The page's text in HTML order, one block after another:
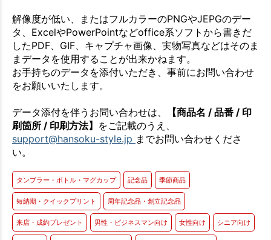
解像度が低い、またはフルカラーのPNGやJEPGのデー
タ、ExcelやPowerPointなどoffice系ソフトから書きだ
したPDF、GIF、キャプチャ画像、実物写真などはそのま
まデータを使用することが出来かねます。
お手持ちのデータを添付いただき、事前にお問い合わせ
をお願いいたします。
データ添付を伴うお問い合わせは、
【商品名 / 品番 / 印
刷箇所 / 印刷方法】 をご記載のうえ、
support@hansoku-style.jp までお問い合わせくださ
い。
タンブラー・ボトル・マグカップ 記念品 季節商品
短納期・クイックプリント 周年記念品・創立記念品
来店・成約プレゼント 男性・ビジネスマン向け 女性向け シニア向け